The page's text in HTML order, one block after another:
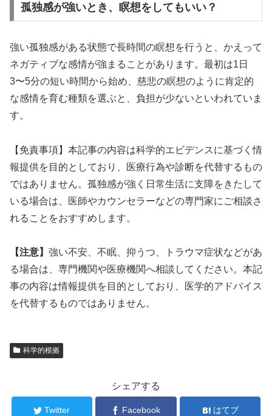
孤独感が強いとき、瞑想をしてもいい？
強い孤独感がある状態で長時間の瞑想を行うと、かえって
ネガティブな感情が強まることがあります。最初は1日
3〜5分の短い時間から始め、慈悲の瞑想のように肯定的
な感情を育む種類を選ぶと、負担が少ないといわれていま
す。
【免責事項】本記事の内容は科学的エビデンスに基づく情
報提供を目的としており、医療行為や診断を代替するもの
ではありません。孤独感が強く日常生活に支障をきたして
いる場合は、医師やカウンセラーなどの専門家にご相談さ
れることをおすすめします。
【注意】 強い不安、不眠、抑うつ、トラウマ症状などがあ
る場合は、専門機関や医療機関へ相談してください。本記
事の内容は情報提供を目的としており、医学的アドバイス
を代替するものではありません。
科学的根拠
シェアする
Twitter Facebook はてブ